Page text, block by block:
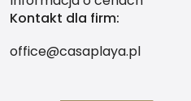
Kontakt dla firm:
office@casaplaya.pl